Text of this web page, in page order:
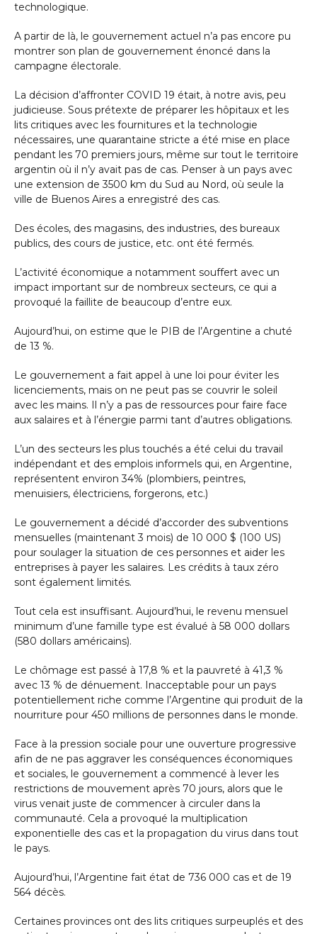
technologique.
A partir de là, le gouvernement actuel n’a pas encore pu
montrer son plan de gouvernement énoncé dans la
campagne électorale.
La décision d’affronter COVID 19 était, à notre avis, peu
judicieuse. Sous prétexte de préparer les hôpitaux et les
lits critiques avec les fournitures et la technologie
nécessaires, une quarantaine stricte a été mise en place
pendant les 70 premiers jours, même sur tout le territoire
argentin où il n’y avait pas de cas. Penser à un pays avec
une extension de 3500 km du Sud au Nord, où seule la
ville de Buenos Aires a enregistré des cas.
Des écoles, des magasins, des industries, des bureaux
publics, des cours de justice, etc. ont été fermés.
L’activité économique a notamment souffert avec un
impact important sur de nombreux secteurs, ce qui a
provoqué la faillite de beaucoup d’entre eux.
Aujourd’hui, on estime que le PIB de l’Argentine a chuté
de 13 %.
Le gouvernement a fait appel à une loi pour éviter les
licenciements, mais on ne peut pas se couvrir le soleil
avec les mains. Il n’y a pas de ressources pour faire face
aux salaires et à l’énergie parmi tant d’autres obligations.
L’un des secteurs les plus touchés a été celui du travail
indépendant et des emplois informels qui, en Argentine,
représentent environ 34% (plombiers, peintres,
menuisiers, électriciens, forgerons, etc.)
Le gouvernement a décidé d’accorder des subventions
mensuelles (maintenant 3 mois) de 10 000 $ (100 US)
pour soulager la situation de ces personnes et aider les
entreprises à payer les salaires. Les crédits à taux zéro
sont également limités.
Tout cela est insuffisant. Aujourd’hui, le revenu mensuel
minimum d’une famille type est évalué à 58 000 dollars
(580 dollars américains).
Le chômage est passé à 17,8 % et la pauvreté à 41,3 %
avec 13 % de dénuement. Inacceptable pour un pays
potentiellement riche comme l’Argentine qui produit de la
nourriture pour 450 millions de personnes dans le monde.
Face à la pression sociale pour une ouverture progressive
afin de ne pas aggraver les conséquences économiques
et sociales, le gouvernement a commencé à lever les
restrictions de mouvement après 70 jours, alors que le
virus venait juste de commencer à circuler dans la
communauté. Cela a provoqué la multiplication
exponentielle des cas et la propagation du virus dans tout
le pays.
Aujourd’hui, l’Argentine fait état de 736 000 cas et de 19
564 décès.
Certaines provinces ont des lits critiques surpeuplés et des